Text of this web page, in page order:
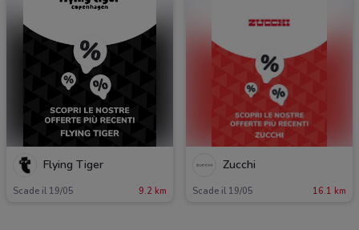
Flying Tiger
Scade il 19/05 9.2 km
Zucchi
Scade il 19/05 16.1 km